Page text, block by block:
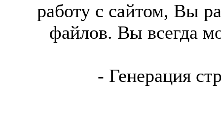
работу с сайтом, Вы
файлов. Вы всегда
- Генерация